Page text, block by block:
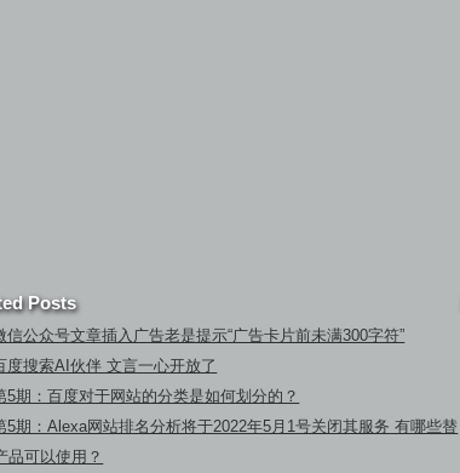
Posts
信公众号文章插入广告老是提示“广告卡片前未满300字符”
度搜索AI伙伴 文言一心开放了
5期：百度对于网站的分类是如何划分的？
5期：Alexa网站排名分析将于2022年5月1号关闭其服务 有哪些替
品可以使用？